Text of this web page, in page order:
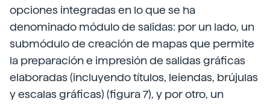
opciones integradas en lo que se ha
denominado módulo de salidas: por un lado, un
submódulo de creación de mapas que permite
la preparación e impresión de salidas gráficas
elaboradas (incluyendo títulos, leiendas, brújulas
y escalas gráficas) (figura 7), y por otro, un